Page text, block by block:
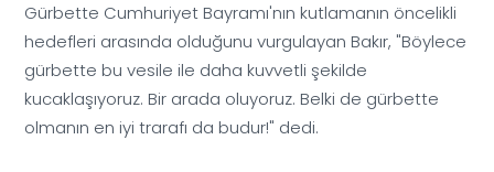
Gürbette Cumhuriyet Bayramı'nın kutlamanın öncelikli
hedefleri arasında olduğunu vurgulayan Bakır, "Böylece
gürbette bu vesile ile daha kuvvetli şekilde
kucaklaşıyoruz. Bir arada oluyoruz. Belki de gürbette
olmanın en iyi trarafı da budur!" dedi.